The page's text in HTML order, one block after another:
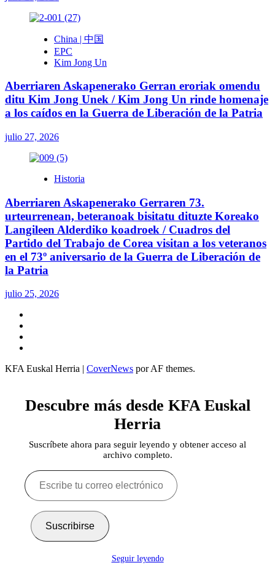
China | 中国
EPC
Kim Jong Un
Aberriaren Askapenerako Gerran eroriak omendu
ditu Kim Jong Unek / Kim Jong Un rinde homenaje
a los caídos en la Guerra de Liberación de la Patria
julio 27, 2026
Historia
Aberriaren Askapenerako Gerraren 73.
urteurrenean, beteranoak bisitatu dituzte Koreako
Langileen Alderdiko koadroek / Cuadros del
Partido del Trabajo de Corea visitan a los veteranos
en el 73º aniversario de la Guerra de Liberación de
la Patria
julio 25, 2026
KFA Euskal Herria | CoverNews por AF themes.
Descubre más desde KFA Euskal
Herria
Suscríbete ahora para seguir leyendo y obtener acceso al
archivo completo.
Escribe
tu
correo
Suscribirse
Seguir leyendo